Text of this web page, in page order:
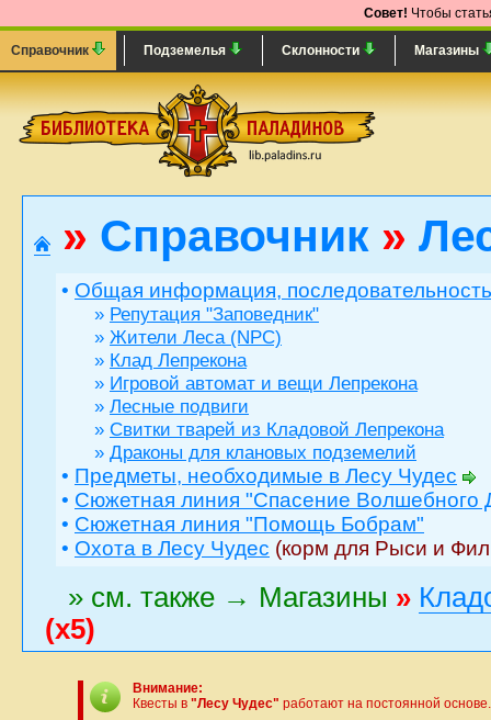
Совет! Чтобы
Справочник Подземелья Склонности Магазины
» Справочник »
• Общая информация,
» Репутация "Заповедник"
» Жители Леса (NPC)
» Клад Лепрекона
» Игровой автомат и вещи Лепрекона
» Лесные подвиги
» Свитки тварей из Кладовой Лепрекона
» Драконы для клановых подземелий
• Предметы, необходимые в Лесу Чудес
• Сюжетная линия "Спасение Волшебного
• Сюжетная линия "Помощь Бобрам"
• Охота в Лесу Чудес (корм для Рыси и
» см. также → Магазины »
(x5)
Внимание:
Квесты в "Лесу Чудес" работают на постоянной основе.